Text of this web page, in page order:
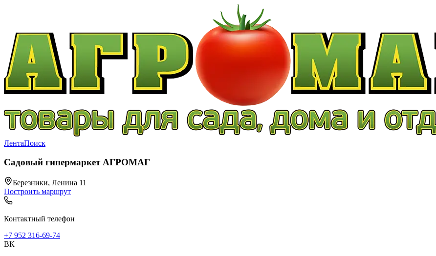
ЛентаПоиск
Садовый гипермаркет АГРОМАГ
Березники, Ленина 11
Построить маршрут
Контактный телефон
+7 952 316-69-74
ВК